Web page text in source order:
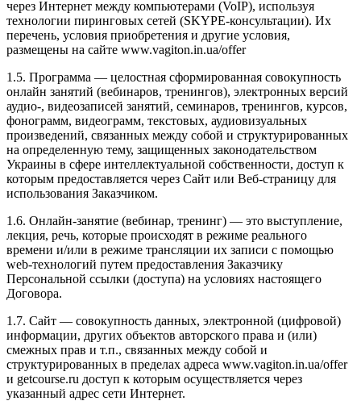
через Интернет между компьютерами (VoIP), используя
технологии пиринговых сетей (SKYPE-консультации). Их
перечень, условия приобретения и другие условия,
размещены на сайте www.vagiton.in.ua/offer
1.5. Программа — целостная сформированная совокупность
онлайн занятий (вебинаров, тренингов), электронных версий
аудио-, видеозаписей занятий, семинаров, тренингов, курсов,
фонограмм, видеограмм, текстовых, аудиовизуальных
произведений, связанных между собой и структурированных
на определенную тему, защищенных законодательством
Украины в сфере интеллектуальной собственности, доступ к
которым предоставляется через Сайт или Веб-страницу для
использования Заказчиком.
1.6. Онлайн-занятие (вебинар, тренинг) — это выступление,
лекция, речь, которые происходят в режиме реального
времени и/или в режиме трансляции их записи с помощью
web-технологий путем предоставления Заказчику
Персональной ссылки (доступа) на условиях настоящего
Договора.
1.7. Сайт — совокупность данных, электронной (цифровой)
информации, других объектов авторского права и (или)
смежных прав и т.п., связанных между собой и
структурированных в пределах адреса www.vagiton.in.ua/offer
и getcourse.ru доступ к которым осуществляется через
указанный адрес сети Интернет.